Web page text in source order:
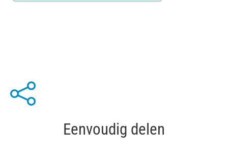
Eenvoudig delen